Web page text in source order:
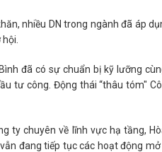
nhiều DN trong ngành đã áp
đã có sự chuẩn bị kỹ lưỡng
tư công. Động thái “thâu tóm"
ty chuyên về lĩnh vực hạ tầng,
đang tiếp tục các hoạt động